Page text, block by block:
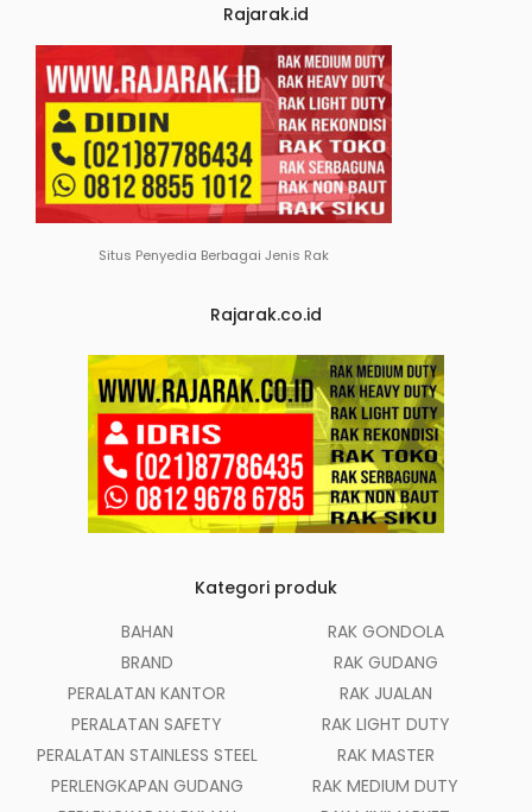
Rajarak.id
Situs Penyedia Berbagai Jenis Rak
Rajarak.co.id
Kategori produk
BAHAN
BRAND
PERALATAN KANTOR
PERALATAN SAFETY
PERALATAN STAINLESS STEEL
PERLENGKAPAN GUDANG
RAK GONDOLA
RAK GUDANG
RAK JUALAN
RAK LIGHT DUTY
RAK MASTER
RAK MEDIUM DUTY